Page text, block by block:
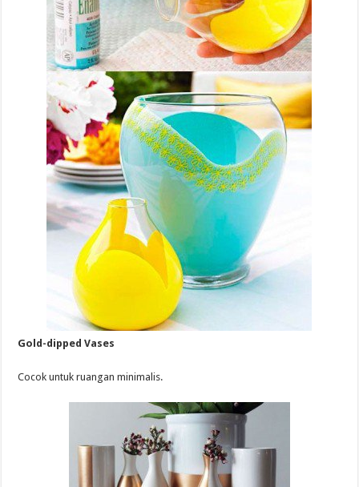
Gold-dipped Vases
Cocok untuk ruangan minimalis.